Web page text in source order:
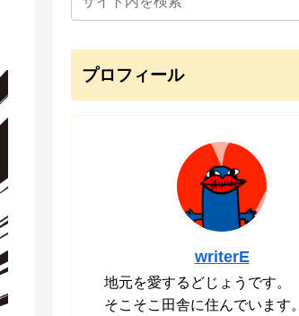
プロフィール
writerE
地元を愛するどじょうです。
そこそこ田舎に住んでいます。